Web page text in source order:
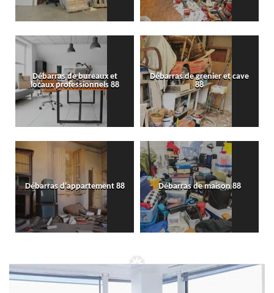
Débarras de bureaux et
locaux professionnels 88
Débarras de grenier et cave
88
Débarras d'appartement 88 Débarras de maison 88